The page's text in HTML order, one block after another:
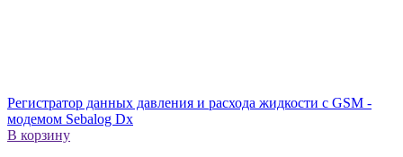
Регистратор данных давления и расхода жидкости с GSM -
модемом Sebalog Dx
В корзину